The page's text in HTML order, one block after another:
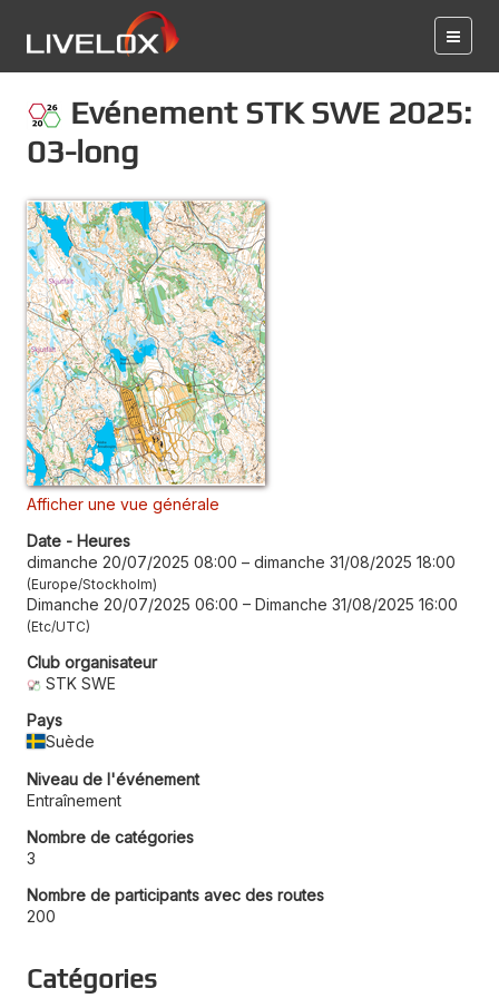
Evénement STK SWE 2025:
03-long
Afficher une vue générale
Date - Heures
dimanche 20/07/2025 08:00 – dimanche 31/08/2025 18:00
Europe/Stockholm
Dimanche 20/07/2025 06:00 – Dimanche 31/08/2025 16:00
Etc/UTC
Club organisateur
STK SWE
Pays
Suède
Niveau de l'événement
Entraînement
Nombre de catégories
3
Nombre de participants avec des routes
200
Catégories